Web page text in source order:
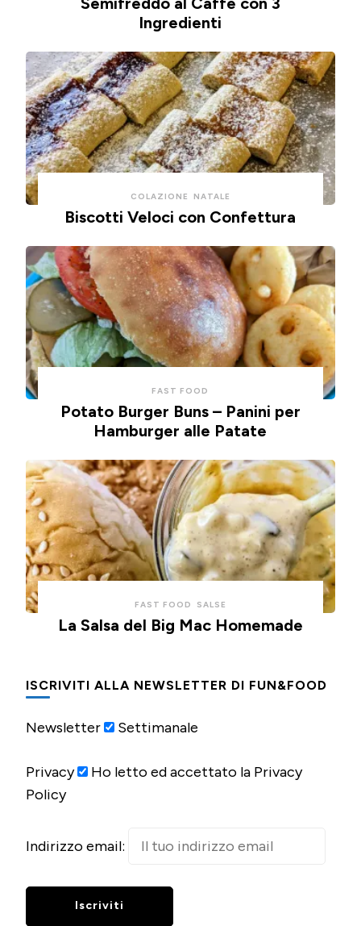
Ingredienti
COLAZIONE NATALE
Biscotti Veloci con Confettura
FAST FOOD
Potato Burger Buns – Panini per
Hamburger alle Patate
FAST FOOD SALSE
La Salsa del Big Mac Homemade
ISCRIVITI ALLA NEWSLETTER DI FUN&FOOD
Newsletter Settimanale
Privacy
Ho letto ed accettato la Privacy
Policy
Indirizzo email: